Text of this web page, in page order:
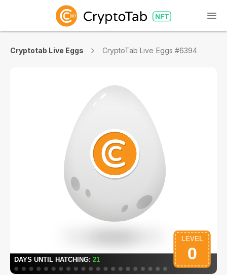
Cryptotab Live Eggs CryptoTab Live Eggs #6394